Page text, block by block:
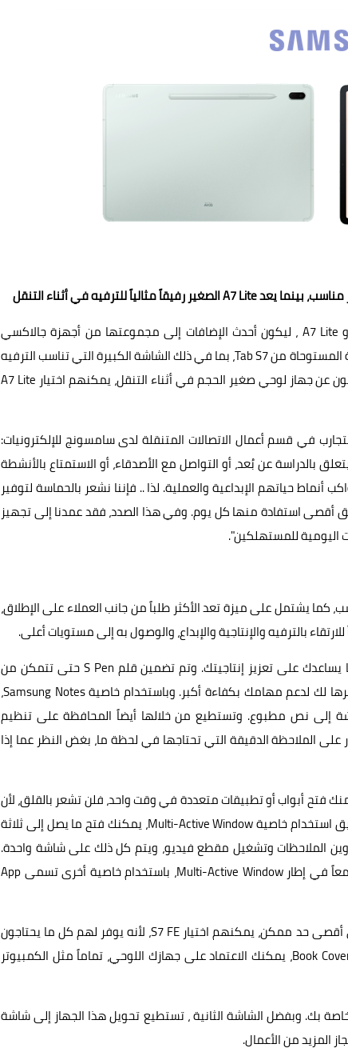
أعلنت سامسونج للإلكترونيات المحدودة عن طرح الجهازين S7 FE و A7 Lite ، ليكون أحدث الإضافات إلى مجموعتها من أجهزة جالاكسي
اللوحية. ويوفر S7 FE لعشاق هذا النوع من الأجهزة الميزات المفضلة المستوحاة من Tab S7، بما في ذلك الشاشة الكبيرة التي تناسب الترفيه
والعمل الإبداعي وتلبية العديد من المهام. أما الأشخاص الذين يبحثون عن جهاز لوحي صغير الحجم في أثناء التنقل، يمكنهم اختيار A7 Lite
في قسم أعمال الاتصالات المتنقلة لدى سامسونج للإلكترونيات:
بالدراسة عن بُعد، أو التواصل مع الأصدقاء، أو الاستمتاع بالأنشطة
حياتهم الإبداعية والعملية. لذا .. فإننا نشعر بالحماسة لتوفير
أقصى استفادة منها كل يوم. وفي هذا الصدد، فقد عمدنا إلى تجهيز
كما يشتمل على ميزة تعد الأكثر طلباً من جانب العملاء على الإطلاق،
وعندما يحين وقت العمل اليومي، يمكنك الاعتماد على S7 FE بما يساعدك على تعزيز إنتاجيتك. وتم تضمين قلم S Pen حتى تتمكن من
تحقيق أقصى استفادة من تلك الشاشة الكبيرة والطاقة التي توفرها لك لدعم مهامك بكفاءة أكبر. وباستخدام خاصية Samsung Notes،
إلى نص مطبوع. وتستطيع من خلالها أيضاً المحافظة على تنظيم
على الملاحظة الدقيقة التي تحتاجها في لحظة ما، بغض النظر عما إذا
فتح أبواب أو تطبيقات متعددة في وقت واحد، فلن تشعر بالقلق، لأن
جهاز S7 FE يمكنه التعامل مع المهام المتعددة بسهولة. وعن طريق استخدام خاصية Multi-Active Window، يمكنك فتح ما يصل إلى ثلاثة
الملاحظات وتشغيل مقطع فيديو، ويتم كل ذلك على شاشة واحدة.
ويمكنك أيضاً حفظ مجموعة التطبيقات المفضلة لديك وتشغيلها معاً في إطار Multi-Active Window، باستخدام خاصية أخرى تسمى App
أما المستهلكون الذين يبحثون عن طرق أخرى لزيادة إنتاجيتهم إلى أقصى حد ممكن، يمكنهم اختيار S7 FE، لأنه يوفر لهم كل ما يحتاجون
إليه. وعن طريق استخدام خاصية Samsung DeX ولوحة المفاتيح Book Cover، يمكنك الاعتماد على جهازك اللوحي، تماماً مثل الكمبيوتر
بك. وبفضل الشاشة الثانية ، تستطيع تحويل هذا الجهاز إلى شاشة
المزيد من الأعمال.